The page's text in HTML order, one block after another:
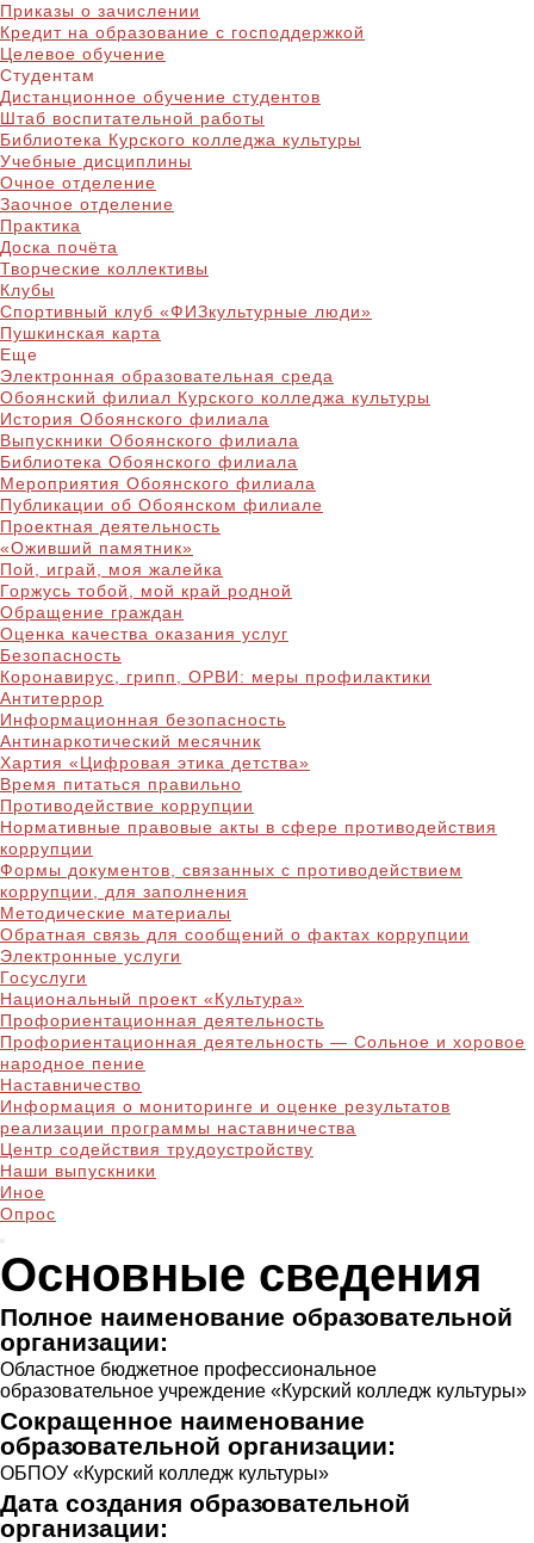
Приказы о зачислении
Кредит на образование с господдержкой
Целевое обучение
Студентам
Дистанционное обучение студентов
Штаб воспитательной работы
Библиотека Курского колледжа культуры
Учебные дисциплины
Очное отделение
Заочное отделение
Практика
Доска почёта
Творческие коллективы
Клубы
Спортивный клуб «ФИЗкультурные люди»
Пушкинская карта
Еще
Электронная образовательная среда
Обоянский филиал Курского колледжа культуры
История Обоянского филиала
Выпускники Обоянского филиала
Библиотека Обоянского филиала
Мероприятия Обоянского филиала
Публикации об Обоянском филиале
Проектная деятельность
«Оживший памятник»
Пой, играй, моя жалейка
Горжусь тобой, мой край родной
Обращение граждан
Оценка качества оказания услуг
Безопасность
Коронавирус, грипп, ОРВИ: меры профилактики
Антитеррор
Информационная безопасность
Антинаркотический месячник
Хартия «Цифровая этика детства»
Время питаться правильно
Противодействие коррупции
Нормативные правовые акты в сфере противодействия
коррупции
Формы документов, связанных с противодействием
коррупции, для заполнения
Методические материалы
Обратная связь для сообщений о фактах коррупции
Электронные услуги
Госуслуги
Национальный проект «Культура»
Профориентационная деятельность
Профориентационная деятельность — Сольное и хоровое
народное пение
Наставничество
Информация о мониторинге и оценке результатов
реализации программы наставничества
Центр содействия трудоустройству
Наши выпускники
Иное
Опрос
Основные сведения
Полное наименование образовательной
организации:
Областное бюджетное профессиональное
образовательное учреждение «Курский колледж культуры»
Сокращенное наименование
образовательной организации:
ОБПОУ «Курский колледж культуры»
Дата создания образовательной
организации: